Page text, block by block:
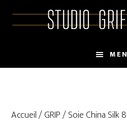
Accueil/GRIP/ Soie China Silk